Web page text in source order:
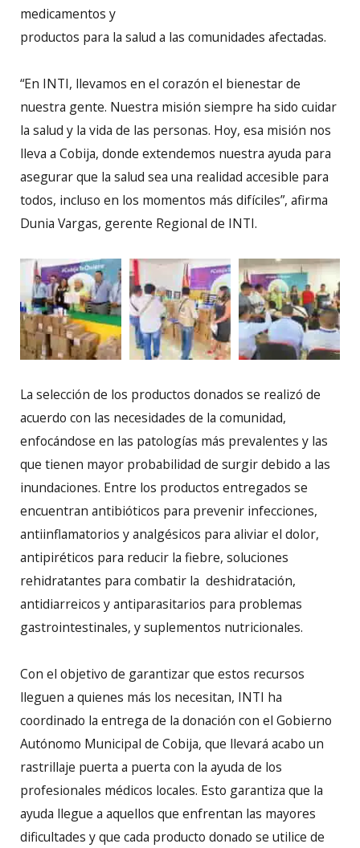
medicamentos y
productos para la salud a las comunidades afectadas.
“En INTI, llevamos en el corazón el bienestar de
nuestra gente. Nuestra misión siempre ha sido cuidar
la salud y la vida de las personas. Hoy, esa misión nos
lleva a Cobija, donde extendemos nuestra ayuda para
asegurar que la salud sea una realidad accesible para
todos, incluso en los momentos más difíciles”, afirma
Dunia Vargas, gerente Regional de INTI.
La selección de los productos donados se realizó de
acuerdo con las necesidades de la comunidad,
enfocándose en las patologías más prevalentes y las
que tienen mayor probabilidad de surgir debido a las
inundaciones. Entre los productos entregados se
encuentran antibióticos para prevenir infecciones,
antiinflamatorios y analgésicos para aliviar el dolor,
antipiréticos para reducir la fiebre, soluciones
rehidratantes para combatir la deshidratación,
antidiarreicos y antiparasitarios para problemas
gastrointestinales, y suplementos nutricionales.
Con el objetivo de garantizar que estos recursos
lleguen a quienes más los necesitan, INTI ha
coordinado la entrega de la donación con el Gobierno
Autónomo Municipal de Cobija, que llevará acabo un
rastrillaje puerta a puerta con la ayuda de los
profesionales médicos locales. Esto garantiza que la
ayuda llegue a aquellos que enfrentan las mayores
dificultades y que cada producto donado se utilice de